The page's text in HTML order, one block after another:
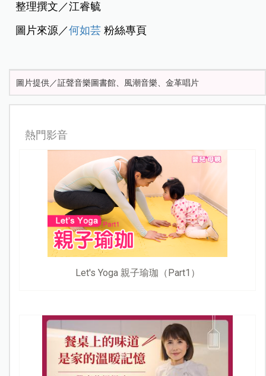
整理撰文／江睿毓
圖片來源／何如芸 粉絲專頁
圖片提供／証聲音樂圖書館、風潮音樂、金革唱片
熱門影音
Let's Yoga 親子瑜珈（Part1）